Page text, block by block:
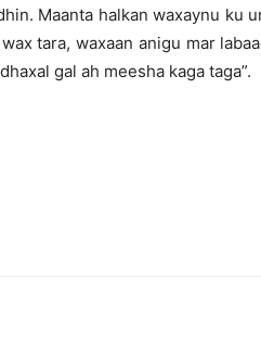
Maanta halkan waxaynu ku
tara, waxaan anigu mar
gal ah meesha kaga taga”.